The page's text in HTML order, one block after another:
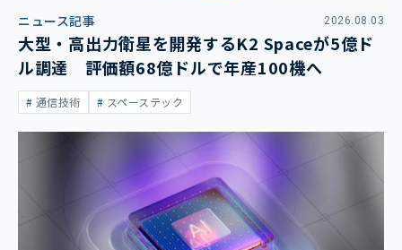
ニュース記事 2026.08.03
大型・高出力衛星を開発するK2 Spaceが5億ド
ル調達 評価額68億ドルで年産100機へ
通信技術 スペーステック